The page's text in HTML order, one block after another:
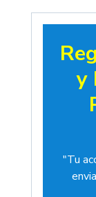
y
"Tu